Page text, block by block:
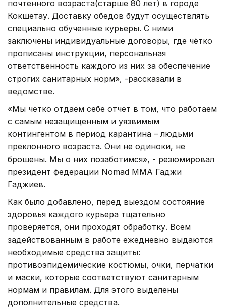
почтенного возраста(старше 80 лет) в городе
Кокшетау. Доставку обедов будут осуществлять
специально обученные курьеры. С ними
заключены индивидуальные договоры, где чётко
прописаны инструкции, персональная
ответственность каждого из них за обеспечение
строгих санитарных норм», -рассказали в
ведомстве.
«Мы четко отдаем себе отчет в том, что работаем
с самым незащищенным и уязвимым
контингентом в период карантина – людьми
преклонного возраста. Они не одиноки, не
брошены. Мы о них позаботимся», - резюмировал
президент федерации Nomad MMA Гаджи
Гаджиев.
Как было добавлено, перед выездом состояние
здоровья каждого курьера тщательно
проверяется, они проходят обработку. Всем
задействованным в работе ежедневно выдаются
необходимые средства защиты:
противоэпидемические костюмы, очки, перчатки
и маски, которые соответствуют санитарным
нормам и правилам. Для этого выделены
дополнительные средства.